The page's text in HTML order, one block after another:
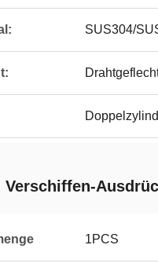
SUS304/
Verschiffen-
1PCS